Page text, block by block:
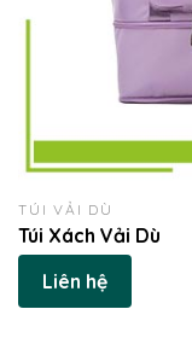
TÚI VẢI DÙ
Túi Xách Vải Dù
Liên hệ